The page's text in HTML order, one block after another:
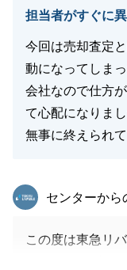
担当者がすぐに
今回は売却査定
動になってしま
会社なので仕方
て心配になりまし
無事に終えられ
東急リバブル
センターから
この度は東急リ